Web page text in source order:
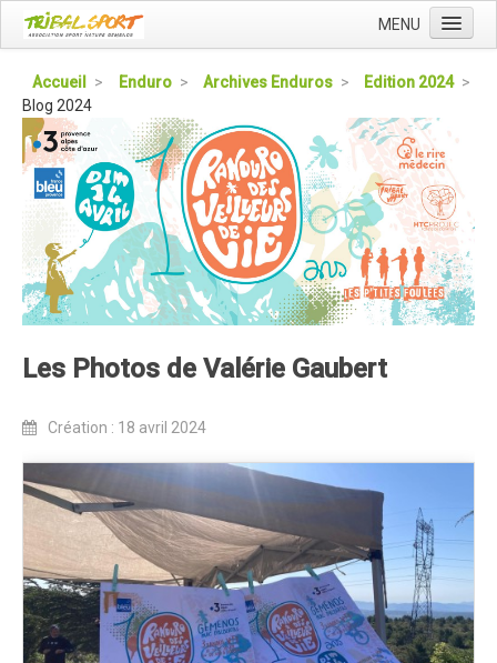
MENU
Qui sommes nous ?
L'Association Tribal
Le Club Tribal VTT
Le Team Tribal
La Newsletter Tribal
Gérer votre abonnement
Dans la presse
Le Club VTT
Présentation
Trips Enduro
Stages Perfectionnement
Séminaires Entreprises
S'inscrire aux Cours...
Accueil > Enduro > Archives Enduros > Edition 2024 >
Blog 2024
Les Photos de Valérie Gaubert
Création : 18 avril 2024